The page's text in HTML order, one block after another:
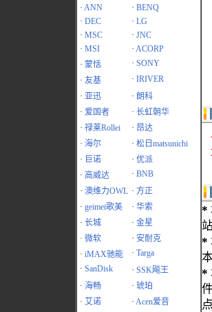
· ANN · BENQ
· DEC · LG
· MSC · JNC
· MSI · ACORP
· 蒙恬 · SONY
· 友基 · IRIVER
· 亚迅 · 朗科
· 爱国者 · 长虹朝华
· 禄莱Rollei · 昂达
· 海尔 · 松日matsunichi
· 巨诺 · 优派
· 高威达 · BNB
· 澳维力OWL · 方正
· geimei歌美 · 华索
· 长城 · 金星
· 微软 · 安耐克
· iMAX驰能 · Targa
· SanDisk · SSK飚王
· 海畅 · 琥珀
· 艾诺 · Acen爱音
*
*
*